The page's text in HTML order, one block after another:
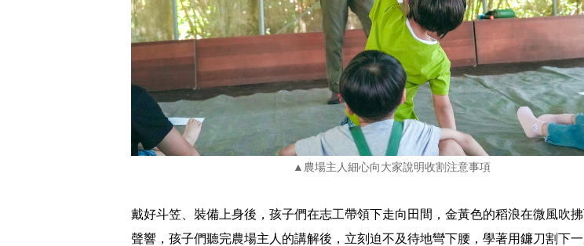
▲農場主人細心向大家說明收割注意事項
戴好斗笠、裝備上身後，孩子們在志工帶領下走向田間，金黃色的稻浪在微風吹
聲響，孩子們聽完農場主人的講解後，立刻迫不及待地彎下腰，學著用鐮刀割下